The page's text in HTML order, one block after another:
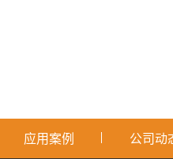
应用案例 公司动